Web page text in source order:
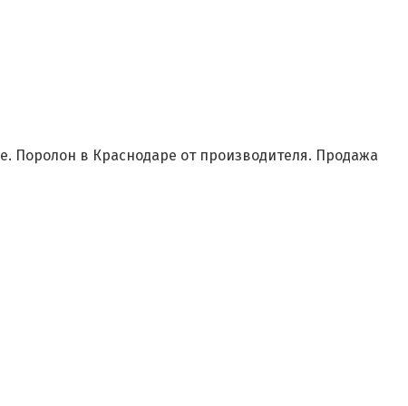
Поролон в Краснодаре от производителя. Продажа